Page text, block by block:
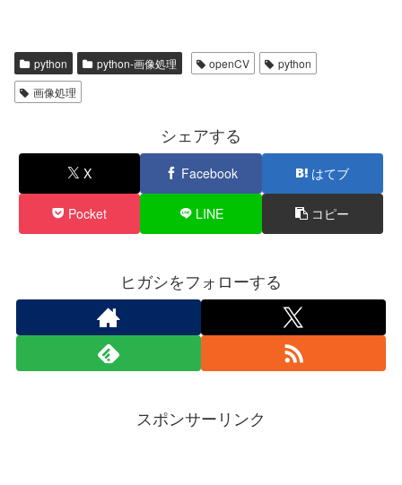
python python-画像処理 openCV
python
画像処理
シェアする
X Facebook はてブ
Pocket LINE コピー
ヒガシをフォローする
スポンサーリンク